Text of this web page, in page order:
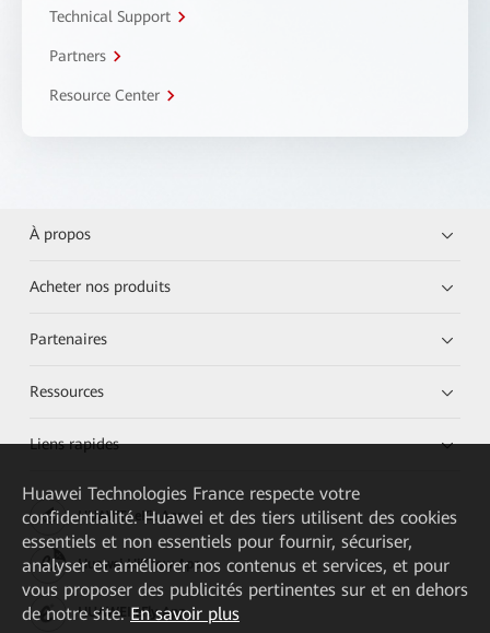
Technical Support
Partners
Resource Center
À propos
Acheter nos produits
Partenaires
Ressources
Liens rapides
HUAWEI eKit App
Huawei HiKnow App
HUAWEI eFly App
Huawei Technologies France respecte votre
confidentialité. Huawei et des tiers utilisent des cookies
essentiels et non essentiels pour fournir, sécuriser,
analyser et améliorer nos contenus et services, et pour
vous proposer des publicités pertinentes sur et en dehors
de notre site. En savoir plus